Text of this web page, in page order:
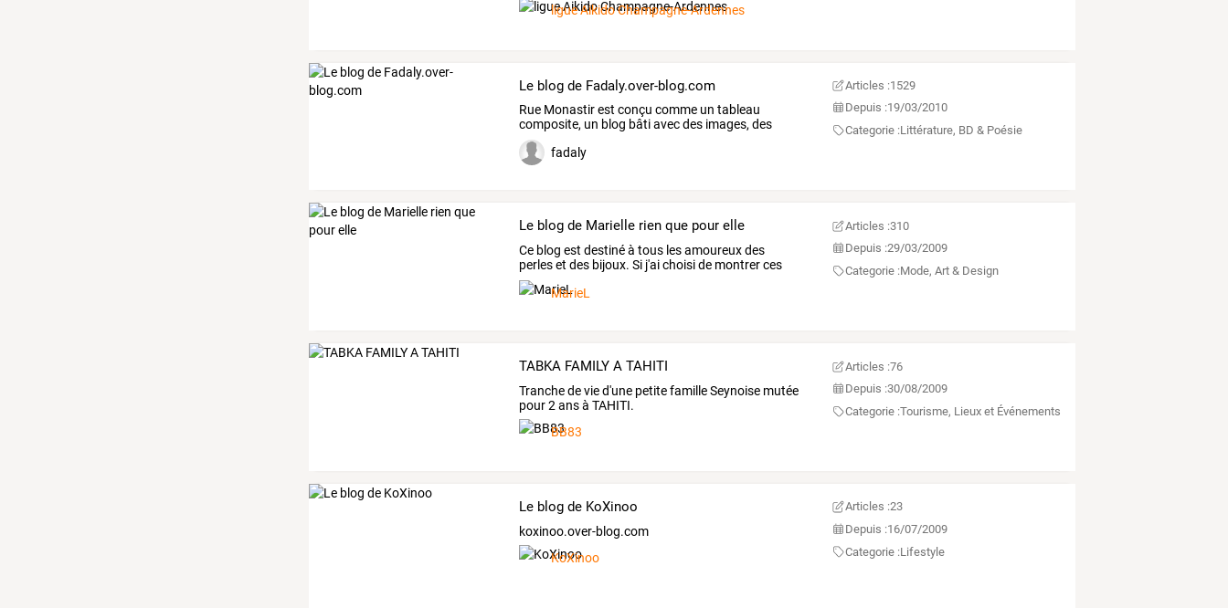
ligue Aikido Champagne-Ardennes
Le blog de Fadaly.over-blog.com
Rue Monastirest conçu comme un tableau
composite, un blog bâtiavecdes images, des
mots
fadaly
Articles :1529
Depuis :19/03/2010
Categorie :Littérature, BD & Poésie
Le blog de Marielle rien que pour elle
Ce blog est destinéà tous lesamoureuxdes
perleset des bijoux. Si j'aichoiside montrerces
créations
MarieL
Articles :310
Depuis :29/03/2009
Categorie :Mode, Art & Design
TABKA FAMILY A TAHITI
Tranche de vie d'une petite famille Seynoise mutée
pour 2 ans à TAHITI.
BB83
Articles :76
Depuis :30/08/2009
Categorie :Tourisme, Lieux et Événements
Le blog de KoXinoo
koxinoo.over-blog.com
KoXinoo
Articles :23
Depuis :16/07/2009
Categorie :Lifestyle